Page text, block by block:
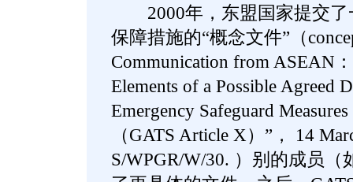
2000年，东盟国家提交了
保障措施的“概念文件”（
Communication from ASEAN
Elements of a Possible Agreed
Emergency Safeguard
（GATS Article X）”， 14
S/WPGR/W/30. ）别的成员